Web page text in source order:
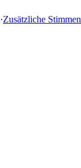
·Zusätzliche Stimmen